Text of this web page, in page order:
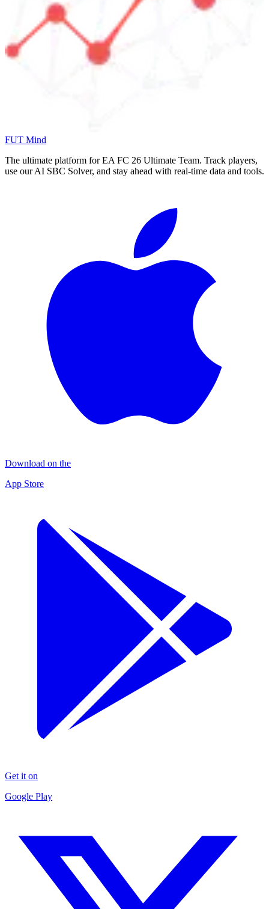
FUT Mind
The ultimate platform for EA FC 26 Ultimate Team. Track players,
use our AI SBC Solver, and stay ahead with real-time data and tools.
Download on the
App Store
Get it on
Google Play